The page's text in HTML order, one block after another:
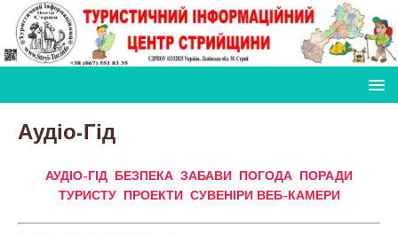
Аудіо-Гід
АУДІО-ГІД БЕЗПЕКА ЗАБАВИ ПОГОДА ПОРАДИ
ТУРИСТУ ПРОЕКТИ СУВЕНІРИ ВЕБ-КАМЕРИ